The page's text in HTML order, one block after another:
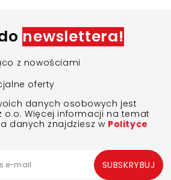
newslettera!
z nowościami
oferty
danych osobowych jest
o.o. Więcej informacji na temat
danych znajdziesz w Polityce
SUBSKRYBUJ